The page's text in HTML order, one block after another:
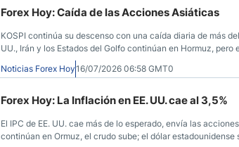
Forex Hoy: Caída de las Acciones Asiáticas
KOSPI continúa su descenso con una caída diaria de más
UU., Irán y los Estados del Golfo continúan en Hormuz,
del Reino Unido aumenta. El PIB aumenta
Noticias Forex Hoy16/07/2026 06:58 GMT0
Forex Hoy: La Inflación en EE. UU. cae al 3,5%
El IPC de EE. UU. cae más de lo esperado, envía las
continúan en Ormuz, el crudo sube; el dólar estadounidense